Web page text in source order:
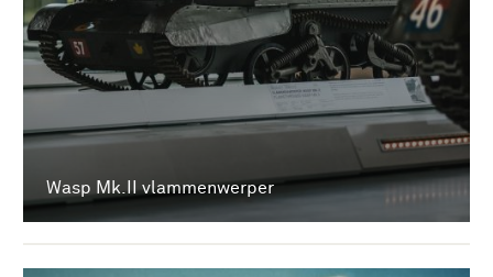
Wasp Mk.II vlammenwerper